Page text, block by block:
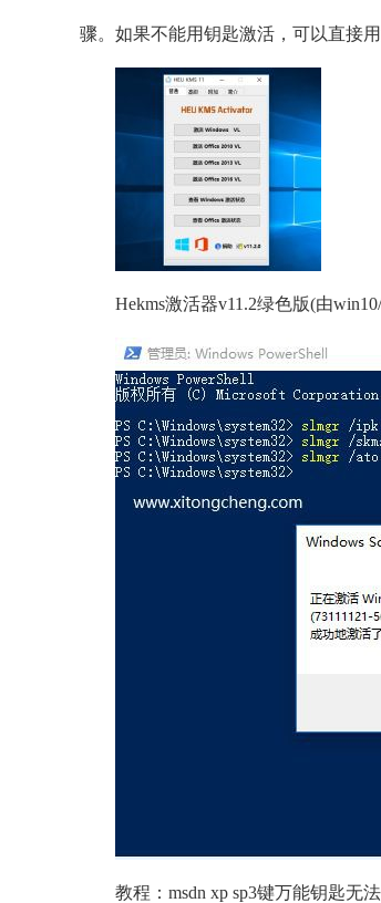
骤。如果不能用钥匙激活，可以直接用
Hekms激活器v11.2绿色版(由
教程：msdn xp sp3键万能钥匙无